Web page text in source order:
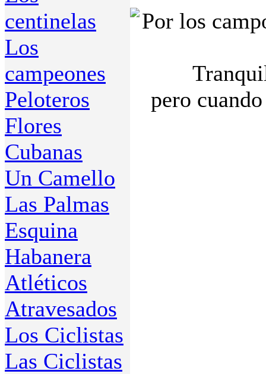
centinelas
Los
campeones
Peloteros
Flores
Cubanas
Un Camello
Las Palmas
Esquina
Habanera
Atléticos
Atravesados
Los Ciclistas
Las Ciclistas
pero